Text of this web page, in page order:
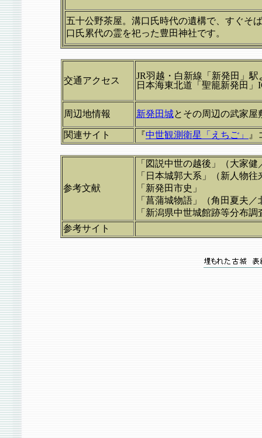
五十公野茶屋。溝口氏時代の遺構で、すぐそ
口氏累代の霊を祀った豊田神社です。
交通アクセス
JR羽越・白新線「新発田」
日本海東北道「聖籠新発田」
周辺地情報 新発田城とその周辺の武家屋
関連サイト 『中世観測衛星「えちご」 』
参考文献
「図説中世の越後」（大家
「日本城郭大系」（新人物往
「新発田市史」
「菖蒲城物語」（角田夏夫
「新潟県中世城館跡等分布
参考サイト